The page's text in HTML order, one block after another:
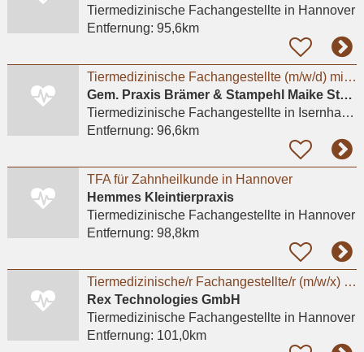
Tiermedizinische Fachangestelltein Hannover
Entfernung: 95,6km
Tiermedizinische Fachangestellte (m/w/d) mit Leidenschaft für Kleintiere gesucht
Gem. Praxis Brämer & Stampehl Maike Stampehl Tierarztpraxis
Tiermedizinische Fachangestelltein Isernhagen, Farster Bauerschaft
Entfernung: 96,6km
TFA für Zahnheilkunde in Hannover
Hemmes Kleintierpraxis
Tiermedizinische Fachangestelltein Hannover
Entfernung: 98,8km
Tiermedizinische/r Fachangestellte/r (m/w/x) - Standort Hannover
Rex Technologies GmbH
Tiermedizinische Fachangestelltein Hannover
Entfernung: 101,0km